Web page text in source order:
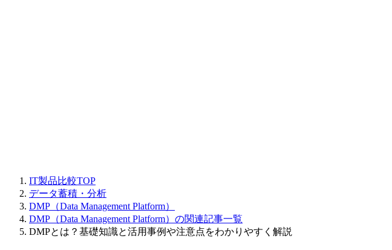
IT製品比較TOP
データ蓄積・分析
DMP（Data Management Platform）
DMP（Data Management Platform）の関連記事一覧
DMPとは？基礎知識と活用事例や注意点をわかりやすく解説